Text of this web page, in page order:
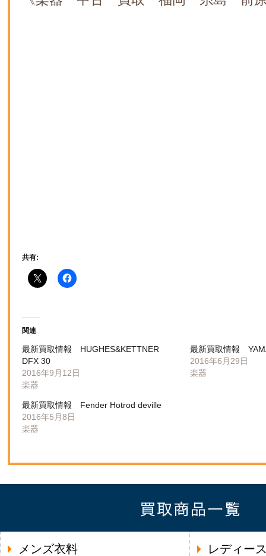
共有:
関連
最新買取情報 HUGHES&KETTNER
DFX 30
2016年9月12日
楽器
最新買取情報
2016年6月29日
楽器
最新買取情報 Fender Hotrod deville
2016年5月8日
楽器
メンズ衣料 レディー